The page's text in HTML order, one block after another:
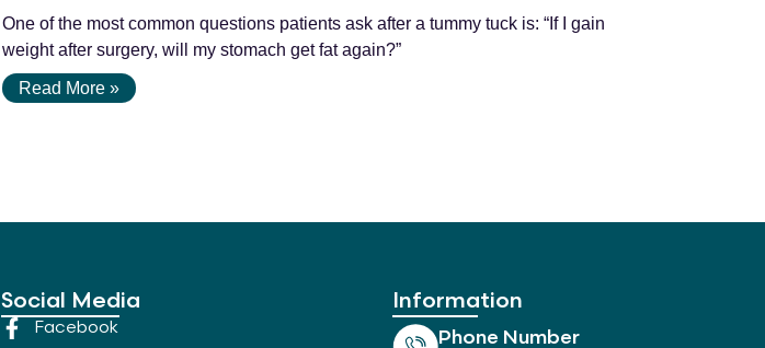
One of the most common questions patients ask after a tummy tuck is: “If I gain
weight after surgery, will my stomach get fat again?”
Read More »
Social Media
Facebook
Information
Phone Number